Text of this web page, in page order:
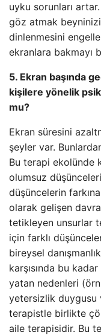
uyku sorunları
göz atmak
dinlenmesini
ekranlara bakmayı
5. Ekran başında
kişilere yönelik
mu?
Ekran süresini
şeyler var.
Bu terapi ekolünde
olumsuz
düşüncelerin
olarak gelişen
tetikleyen unsurlar
için farklı
bireysel
karşısında bu
yatan nedenleri
yetersizlik duygusu
terapistle birlikte
aile terapisidir. Bu